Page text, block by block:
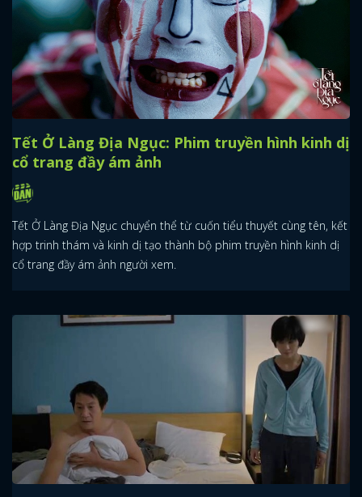
Tết Ở Làng Địa Ngục: Phim truyền hình kinh dị
cổ trang đầy ám ảnh
Tết Ở Làng Địa Ngục chuyển thể từ cuốn tiểu thuyết cùng tên, kết
hợp trinh thám và kinh dị tạo thành bộ phim truyền hình kinh dị
cổ trang đầy ám ảnh người xem.